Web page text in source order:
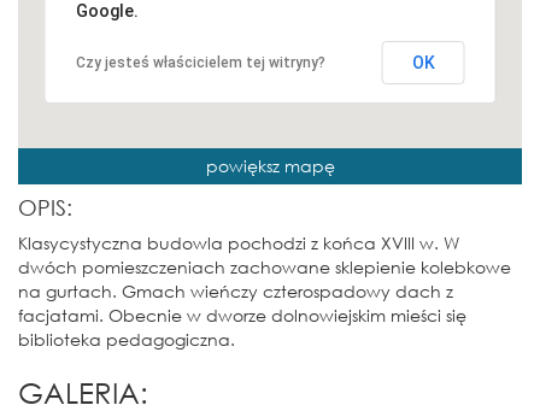
Google.
Czy jesteś właścicielem tej witryny? OK
powiększ mapę
OPIS:
Klasycystyczna budowla pochodzi z końca XVIII w. W
dwóch pomieszczeniach zachowane sklepienie kolebkowe
na gurtach. Gmach wieńczy czterospadowy dach z
facjatami. Obecnie w dworze dolnowiejskim mieści się
biblioteka pedagogiczna.
GALERIA: